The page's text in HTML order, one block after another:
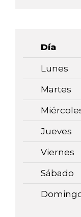
Día
Lunes
Martes
Jueves
Viernes
Sábado